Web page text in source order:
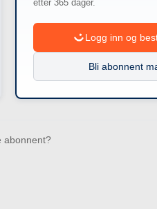
etter 365 dager.
Logg inn og
Bli abonnent
abonnent?